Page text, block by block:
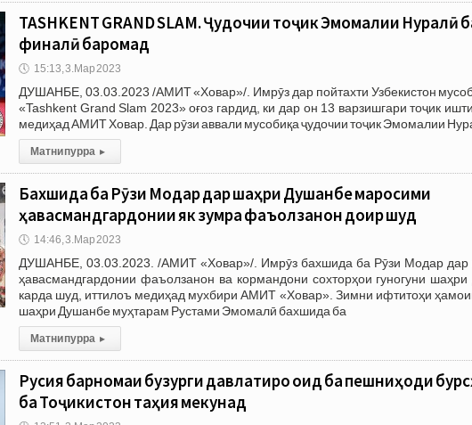
TASHKENT GRAND SLAM. Ҷудочии тоҷик Эмомалии Нуралӣ
финалӣ баромад
🕔 15:13, 3.Мар 2023
ДУШАНБЕ, 03.03.2023 /АМИТ «Ховар»/. Имрӯз дар пойтахти Узбекистон
«Tashkent Grand Slam 2023» оғоз гардид, ки дар он 13 варзишгари тоҷик
медиҳад АМИТ Ховар. Дар рӯзи аввали мусобиқа ҷудочии тоҷик Эмомалии
Матни пурра ▸
Бахшида ба Рӯзи Модар дар шаҳри Душанбе маросими
ҳавасмандгардонии як зумра фаъолзанон доир шуд
🕔 14:46, 3.Мар 2023
ДУШАНБЕ, 03.03.2023. /АМИТ «Ховар»/. Имрӯз бахшида ба Рӯзи Модар дар
ҳавасмандгардонии фаъолзанон ва кормандони сохторҳои гуногуни
карда шуд, иттилоъ медиҳад мухбири АМИТ «Ховар». Зимни ифтитоҳи
шаҳри Душанбе муҳтарам Рустами Эмомалӣ бахшида ба
Матни пурра ▸
Русия барномаи бузурги давлатиро оид ба пешниҳоди
ба Тоҷикистон таҳия мекунад